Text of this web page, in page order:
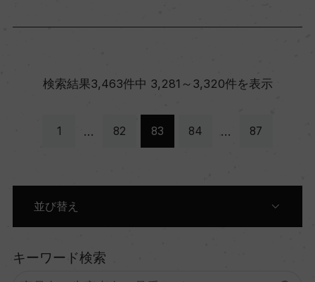
検索結果3,463件中 3,281～3,320件を表示
1 … 82 83 84 … 87
並び替え
原産国別に表示
キーワード検索